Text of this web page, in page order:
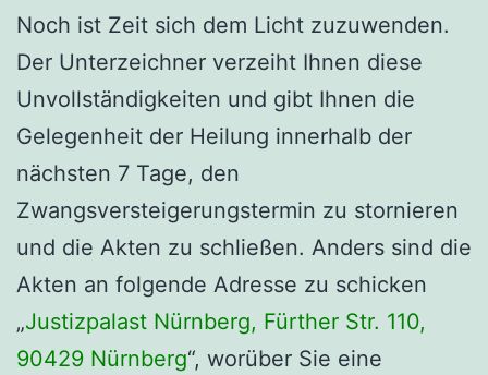
Noch ist Zeit sich dem Licht zuzuwenden.
Der Unterzeichner verzeiht Ihnen diese
Unvollständigkeiten und gibt Ihnen die
Gelegenheit der Heilung innerhalb der
nächsten 7 Tage, den
Zwangsversteigerungstermin zu stornieren
und die Akten zu schließen. Anders sind die
Akten an folgende Adresse zu schicken
„Justizpalast Nürnberg, Fürther Str. 110,
90429 Nürnberg“, worüber Sie eine